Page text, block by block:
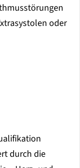
oder
durch die